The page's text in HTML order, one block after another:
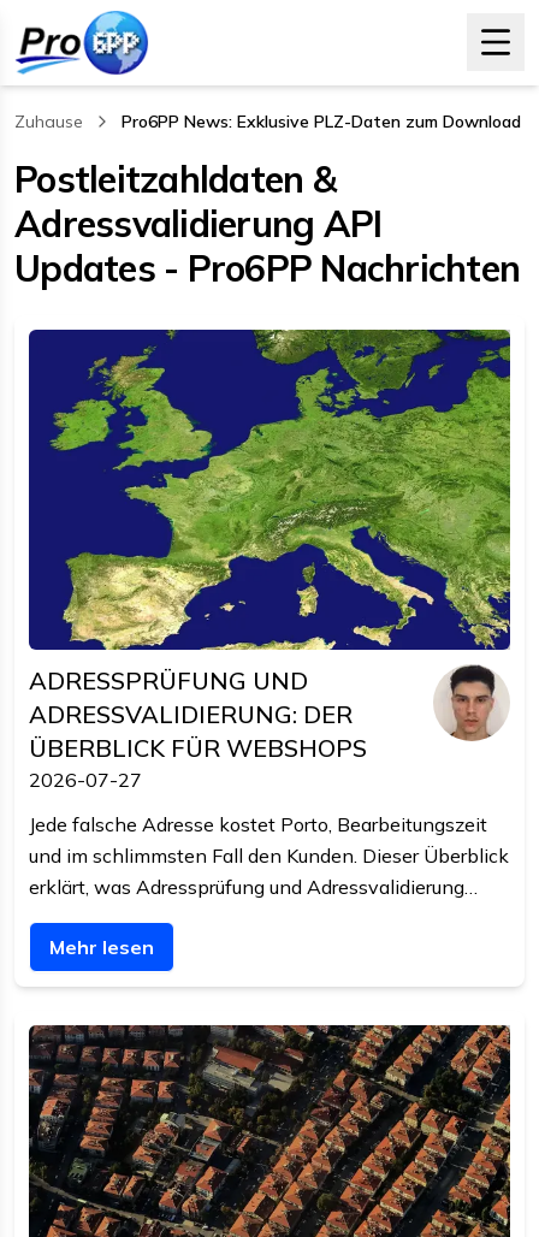
Zuhause Pro6PP News: Exklusive PLZ-Daten zum Download
, current page
Postleitzahldaten &
Adressvalidierung API
Updates - Pro6PP Nachrichten
ADRESSPRÜFUNG UND
ADRESSVALIDIERUNG: DER
ÜBERBLICK FÜR WEBSHOPS
2026-07-27
Jede falsche Adresse kostet Porto, Bearbeitungszeit
und im schlimmsten Fall den Kunden. Dieser Überblick
erklärt, was Adressprüfung und Adressvalidierung
genau leisten, wie sich die deutsche
Anbieterlandschaft aufteilt, und wann Sie in Echtzeit
prüfen sollten statt im Nachhinein.
Mehr lesen